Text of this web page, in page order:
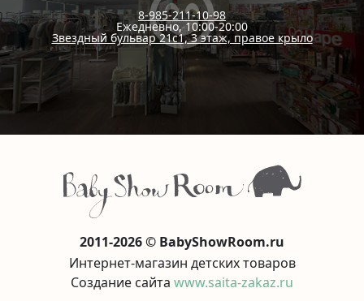
8-985-211-10-98
Ежедневно, 10:00-20:00
Звездный бульвар 21с1, 3 этаж, правое крыло
2011-2026 © BabyShowRoom.ru
Интернет-магазин детских товаров
Создание сайта www.saita-zakaz.ru